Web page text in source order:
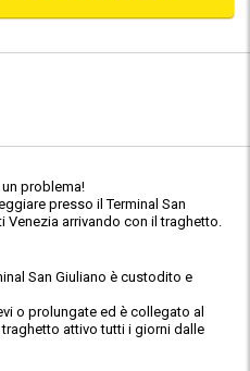
problema!
presso il Terminal San
arrivando con il traghetto.
San Giuliano è custodito e
o prolungate ed è collegato al
attivo tutti i giorni dalle